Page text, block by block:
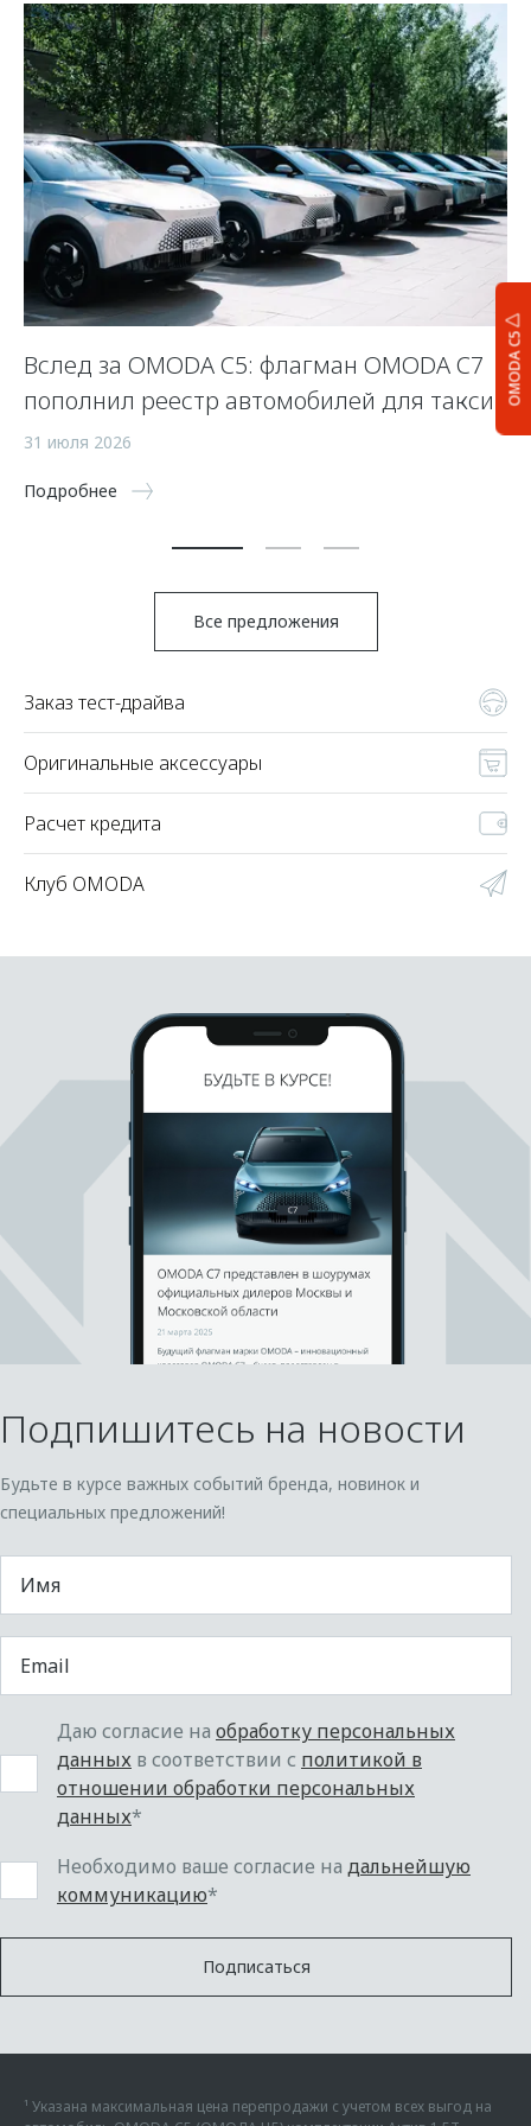
OMODA C5
Вслед за OMODA C5: флагман OMODA C7
пополнил реестр автомобилей для такси
31 июля 2026
Подробнее
Все предложения
Заказ тест-драйва
Оригинальные аксессуары
Расчет кредита
Клуб OMODA
Подпишитесь на новости
Будьте в курсе важных событий бренда, новинок и
специальных предложений!
Даю согласие на обработку персональных
данных в соответствии с политикой в
отношении обработки персональных
данных*
Необходимо ваше согласие на дальнейшую
коммуникацию*
Подписаться
¹ Указана максимальная цена перепродажи с учетом всех выгод на